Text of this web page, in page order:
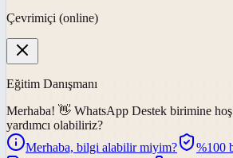
Çevrimiçi (online)
Eğitim Danışmanı
Merhaba! 👋 WhatsApp Destek birimine
yardımcı olabiliriz?
Merhaba, bilgi alabilir miyim?
%100